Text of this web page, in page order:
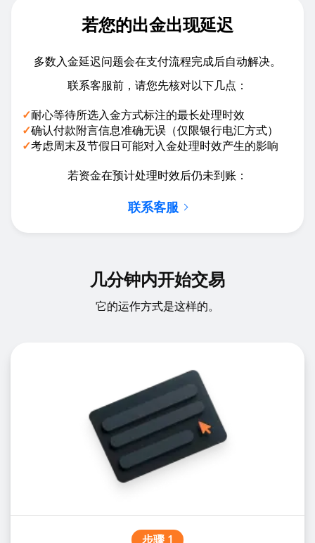
若您的出金出现延迟
多数入金延迟问题会在支付流程完成后自动解决。
联系客服前，请您先核对以下几点：
✓耐心等待所选入金方式标注的最长处理时效
✓确认付款附言信息准确无误（仅限银行电汇方式）
✓考虑周末及节假日可能对入金处理时效产生的影响
若资金在预计处理时效后仍未到账：
联系客服
几分钟内开始交易
它的运作方式是这样的。
步骤 1